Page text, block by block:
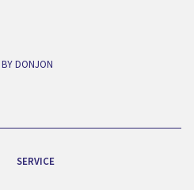
BY DONJON
SERVICE